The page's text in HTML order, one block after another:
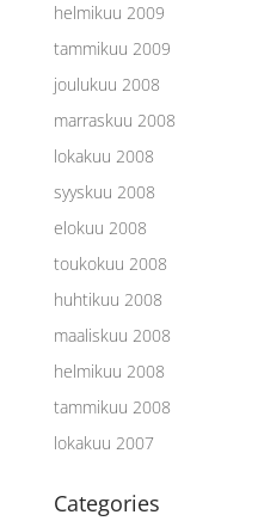
helmikuu 2009
tammikuu 2009
joulukuu 2008
marraskuu 2008
lokakuu 2008
syyskuu 2008
elokuu 2008
toukokuu 2008
huhtikuu 2008
maaliskuu 2008
helmikuu 2008
tammikuu 2008
lokakuu 2007
Categories